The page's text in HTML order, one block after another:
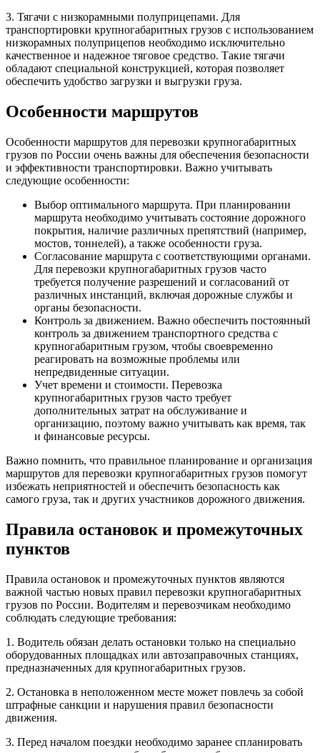
3. Тягачи с низкорамными полуприцепами. Для
транспортировки крупногабаритных грузов с использованием
низкорамных полуприцепов необходимо исключительно
качественное и надежное тяговое средство. Такие тягачи
обладают специальной конструкцией, которая позволяет
обеспечить удобство загрузки и выгрузки груза.
Особенности маршрутов
Особенности маршрутов для перевозки крупногабаритных
грузов по России очень важны для обеспечения безопасности
и эффективности транспортировки. Важно учитывать
следующие особенности:
Выбор оптимального маршрута. При планировании
маршрута необходимо учитывать состояние дорожного
покрытия, наличие различных препятствий (например,
мостов, тоннелей), а также особенности груза.
Согласование маршрута с соответствующими органами.
Для перевозки крупногабаритных грузов часто
требуется получение разрешений и согласований от
различных инстанций, включая дорожные службы и
органы безопасности.
Контроль за движением. Важно обеспечить постоянный
контроль за движением транспортного средства с
крупногабаритным грузом, чтобы своевременно
реагировать на возможные проблемы или
непредвиденные ситуации.
Учет времени и стоимости. Перевозка
крупногабаритных грузов часто требует
дополнительных затрат на обслуживание и
организацию, поэтому важно учитывать как время, так
и финансовые ресурсы.
Важно помнить, что правильное планирование и организация
маршрутов для перевозки крупногабаритных грузов помогут
избежать неприятностей и обеспечить безопасность как
самого груза, так и других участников дорожного движения.
Правила остановок и промежуточных
пунктов
Правила остановок и промежуточных пунктов являются
важной частью новых правил перевозки крупногабаритных
грузов по России. Водителям и перевозчикам необходимо
соблюдать следующие требования:
1. Водитель обязан делать остановки только на специально
оборудованных площадках или автозаправочных станциях,
предназначенных для крупногабаритных грузов.
2. Остановка в неположенном месте может повлечь за собой
штрафные санкции и нарушения правил безопасности
движения.
3. Перед началом поездки необходимо заранее спланировать